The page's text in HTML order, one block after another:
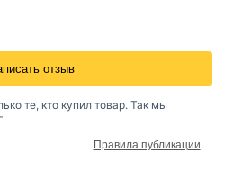
отзыв
те, кто купил товар. Так мы
Правила публикации